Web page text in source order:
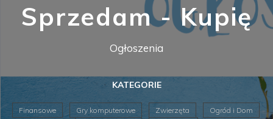
Sprzedam - Kupię
Ogłoszenia
KATEGORIE
Finansowe Gry komputerowe Zwierzęta
Ogród i Dom